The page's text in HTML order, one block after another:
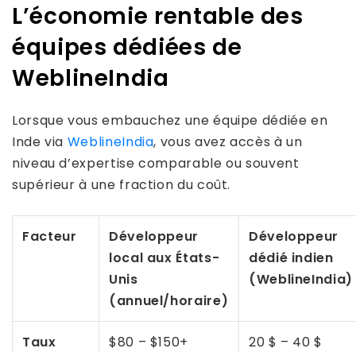
L’économie rentable des
équipes dédiées de
WeblineIndia
Lorsque vous embauchez une équipe dédiée en
Inde via WeblineIndia, vous avez accès à un
niveau d’expertise comparable ou souvent
supérieur à une fraction du coût.
Facteur
Développeur
local aux États-
Unis
(annuel/horaire)
Développeur
dédié indien
(WeblineIndia)
Taux
$80 – $150+
20 $ – 40 $